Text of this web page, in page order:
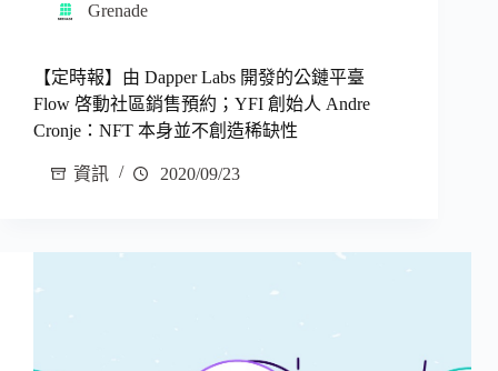
Grenade
【定時報】由 Dapper Labs 開發的公鏈平臺
Flow 啓動社區銷售預約；YFI 創始人 Andre
Cronje：NFT 本身並不創造稀缺性
資訊 2020/09/23